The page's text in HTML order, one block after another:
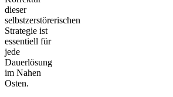
dieser
selbstzerstörerischen
Strategie ist
essentiell für
jede
Dauerlösung
im Nahen
Osten.